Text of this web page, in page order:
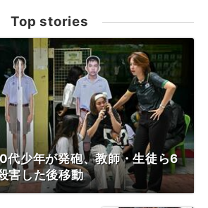
Top stories
代少年が発砲、教師・生徒ら6
害した後移動